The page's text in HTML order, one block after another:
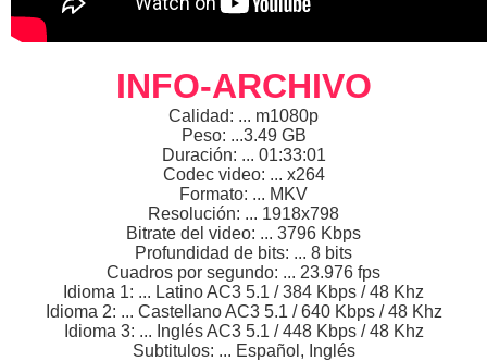
INFO-ARCHIVO
Calidad: ... m1080p
Peso: ...3.49 GB
Duración: ... 01:33:01
Codec video: ... x264
Formato: ... MKV
Resolución: ... 1918x798
Bitrate del video: ... 3796 Kbps
Profundidad de bits: ... 8 bits
Cuadros por segundo: ... 23.976 fps
Idioma 1: ... Latino AC3 5.1 / 384 Kbps / 48 Khz
Idioma 2: ... Castellano AC3 5.1 / 640 Kbps / 48 Khz
Idioma 3: ... Inglés AC3 5.1 / 448 Kbps / 48 Khz
Subtitulos: ... Español, Inglés